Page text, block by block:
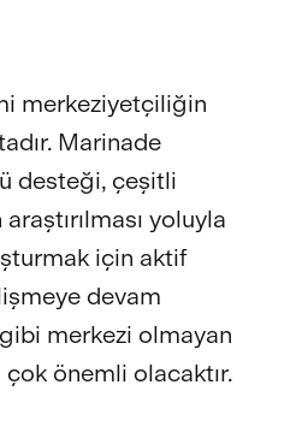
merkeziyetçiliğin
Marinade
desteği, çeşitli
yoluyla
için aktif
devam
merkezi olmayan
çok önemli olacaktır.